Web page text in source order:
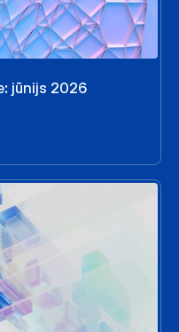
jūnijs 2026